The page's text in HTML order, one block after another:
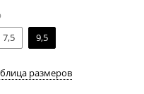
7,5 9,5
размеров